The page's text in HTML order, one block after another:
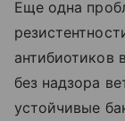
Еще одна
антибиотиков
без надзора
устойчивые